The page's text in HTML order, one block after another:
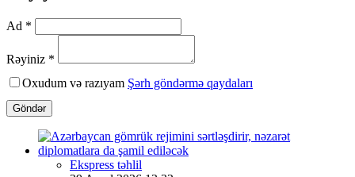
Ad *
Rəyiniz *
Oxudum və razıyam Şərh göndərmə qaydaları
Göndər
Ekspress təhlil